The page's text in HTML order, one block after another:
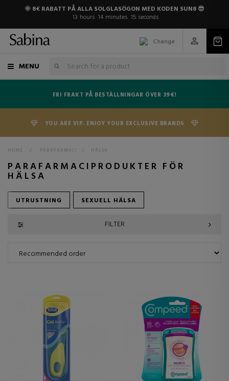
🌞 8€ RABATT PÅ ALLA SOLGLASÖGON MED KODEN SUN8 😎
13 hours 14 minutes 15 seconds
Change
MENU
FRI FRAKT PÅ BESTÄLLNINGAR ÖVER 39€!
YOU ARE VIP. ENJOY YOUR EXCLUSIVE BRANDS
HOME > PARAFARMACI > HÄLSA
PARAFARMACIPRODUKTER FÖR
HÄLSA
UTRUSTNING SEXUELL HÄLSA
FILTER